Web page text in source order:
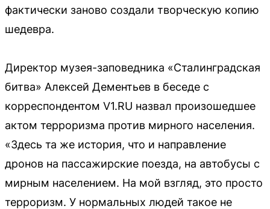
фактически заново создали творческую копию
шедевра.
Директор музея-заповедника «Сталинградская
битва» Алексей Дементьев в беседе с
корреспондентом V1.RU назвал произошедшее
актом терроризма против мирного населения.
«Здесь та же история, что и направление
дронов на пассажирские поезда, на автобусы с
мирным населением. На мой взгляд, это просто
терроризм. У нормальных людей такое не